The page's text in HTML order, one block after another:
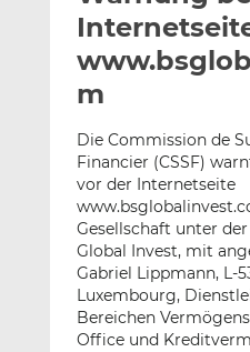
l
a
n
i
l
m
Die Commission de
Financier (CSSF)
vor der Internetseite
Gesellschaft unter
Global Invest, mit
Gabriel Lippmann, L-
Luxembourg,
Bereichen
Office und